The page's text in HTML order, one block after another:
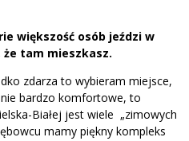
większość osób jeździ w
tam mieszkasz.
zdarza to wybieram miejsce,
bardzo komfortowe, to
Białej jest wiele „zimowych
mamy piękny kompleks